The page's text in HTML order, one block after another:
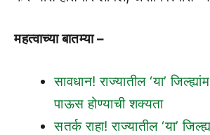
महत्वाच्या बातम्या –
सावधान! राज्यातील ‘या’
पाऊस होण्याची शक्यता
सतर्क राहा! राज्यातील ‘या’